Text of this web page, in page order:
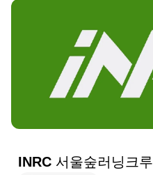
INRC 서울숲러닝크루